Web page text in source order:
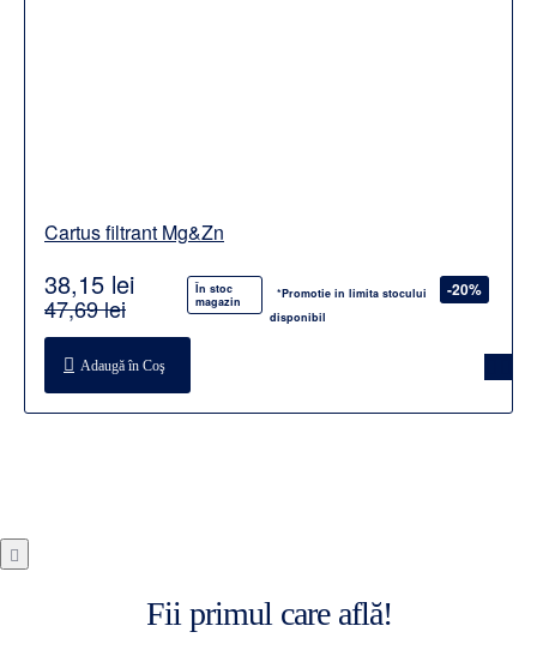
Cartus filtrant Mg&Zn
În stoc
magazin
*Promotie in limita stocului
disponibil
-20%
38,15 lei
47,69 lei
Adaugă în Coş
Fii primul care află!